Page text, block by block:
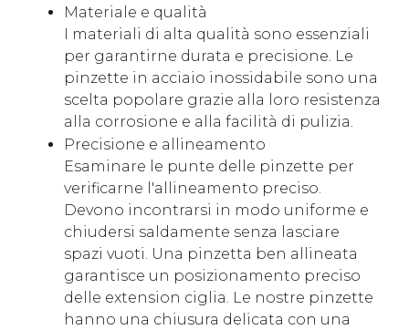
Materiale e qualità
I materiali di alta qualità sono essenziali
per garantirne durata e precisione. Le
pinzette in acciaio inossidabile sono una
scelta popolare grazie alla loro resistenza
alla corrosione e alla facilità di pulizia.
Precisione e allineamento
Esaminare le punte delle pinzette per
verificarne l'allineamento preciso.
Devono incontrarsi in modo uniforme e
chiudersi saldamente senza lasciare
spazi vuoti. Una pinzetta ben allineata
garantisce un posizionamento preciso
delle extension ciglia. Le nostre pinzette
hanno una chiusura delicata con una